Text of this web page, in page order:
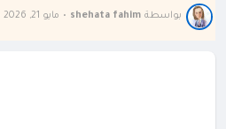
بواسطة shehata fahim
• مايو 21, 2026